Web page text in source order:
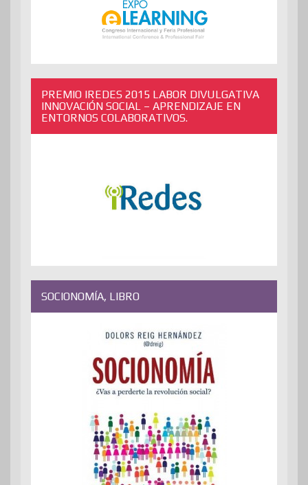
PREMIO IREDES 2015 LABOR DIVULGATIVA
INNOVACIÓN SOCIAL – APRENDIZAJE EN
ENTORNOS COLABORATIVOS.
SOCIONOMÍA, LIBRO